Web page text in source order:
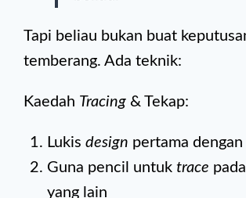
Tapi beliau bukan buat
temberang. Ada teknik:
Kaedah Tracing & Tekap:
Lukis design pertama
Guna pencil untuk trace
yang lain